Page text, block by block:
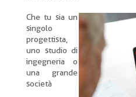
Che tu sia un
singolo
progettista,
uno studio di
ingegneria o
una grande
società